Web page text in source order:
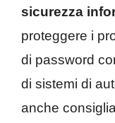
sicurezza
proteggere i
di password
di sistemi di
anche